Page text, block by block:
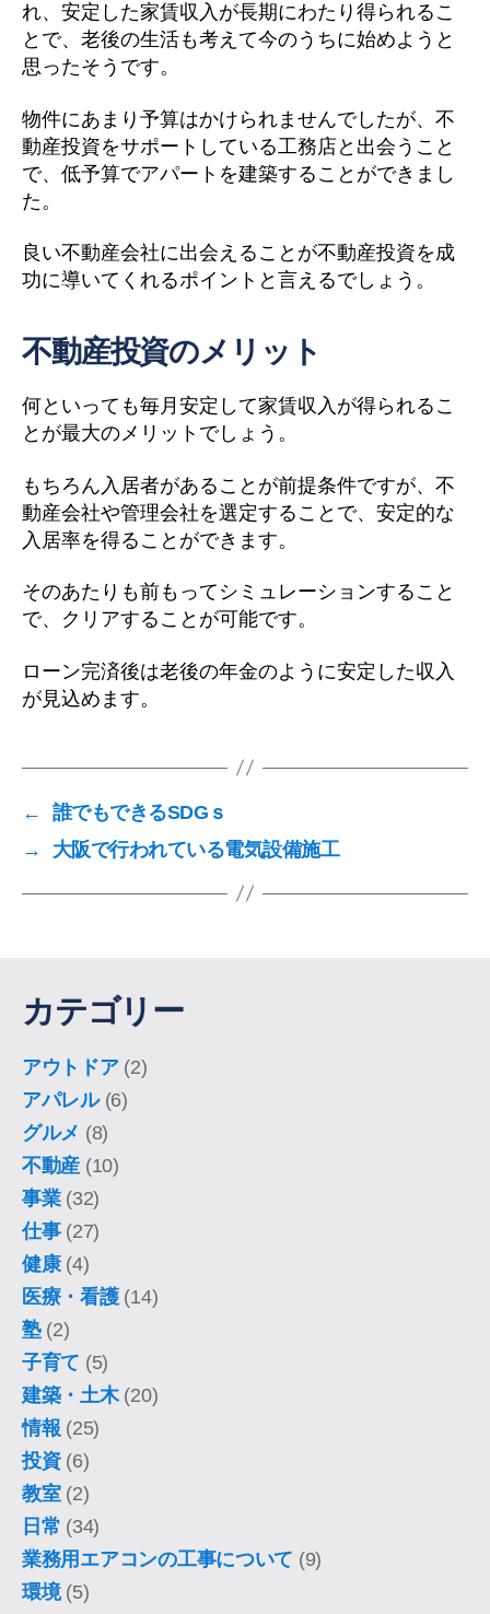
れ、安定した家賃収入が長期にわたり得られるこ
とで、老後の生活も考えて今のうちに始めようと
思ったそうです。
物件にあまり予算はかけられませんでしたが、不
動産投資をサポートしている工務店と出会うこと
で、低予算でアパートを建築することができまし
た。
良い不動産会社に出会えることが不動産投資を成
功に導いてくれるポイントと言えるでしょう。
不動産投資のメリット
何といっても毎月安定して家賃収入が得られるこ
とが最大のメリットでしょう。
もちろん入居者があることが前提条件ですが、不
動産会社や管理会社を選定することで、安定的な
入居率を得ることができます。
そのあたりも前もってシミュレーションすること
で、クリアすることが可能です。
ローン完済後は老後の年金のように安定した収入
が見込めます。
←
誰でもできるSDGｓ
→
大阪で行われている電気設備施工
カテゴリー
アウトドア(2)
アパレル(6)
グルメ (8)
不動産 (10)
事業(32)
仕事(27)
健康(4)
医療・看護(14)
塾(2)
子育て (5)
建築・土木(20)
情報 (25)
投資(6)
教室(2)
日常 (34)
業務用エアコンの工事について (9)
環境(5)